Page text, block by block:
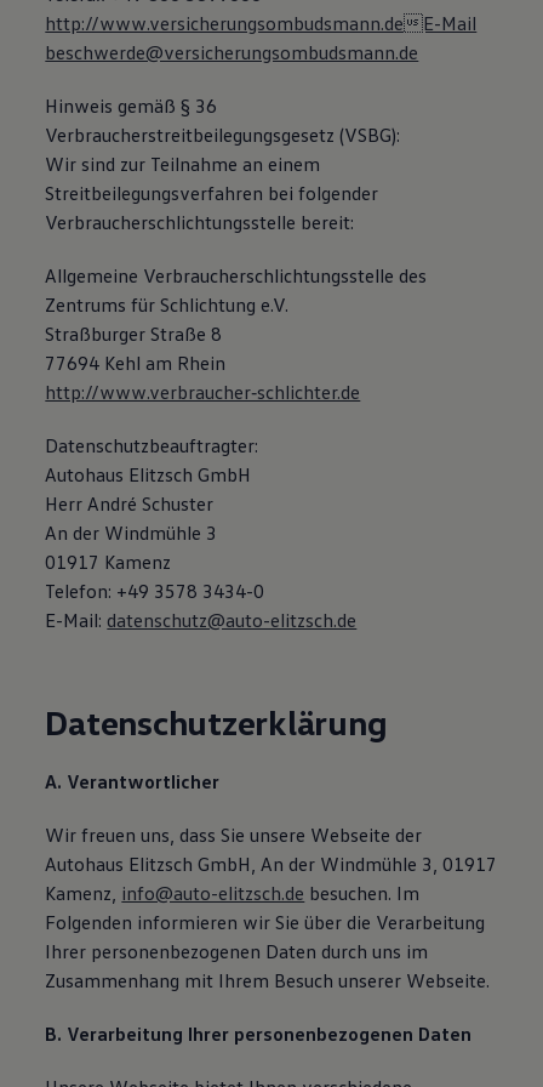
Bulli Magazin
Fahrzeugabholung ab Werk
http://www.versicherungsombudsmann.deE-Mail
beschwerde@versicherungsombudsmann.de
Hinweis gemäß § 36
Verbraucherstreitbeilegungsgesetz (VSBG):
Wir sind zur Teilnahme an einem
Streitbeilegungsverfahren bei folgender
Verbraucherschlichtungsstelle bereit:
Allgemeine Verbraucherschlichtungsstelle des
Zentrums für Schlichtung e.V.
Straßburger Straße 8
77694 Kehl am Rhein
http://www.verbraucher‐schlichter.de
Datenschutzbeauftragter:
Autohaus Elitzsch GmbH
Herr André Schuster
An der Windmühle 3
01917 Kamenz
Telefon: +49 3578 3434-0
E-Mail: datenschutz@auto-elitzsch.de
Datenschutzerklärung
A. Verantwortlicher
Wir freuen uns, dass Sie unsere Webseite der
Autohaus Elitzsch GmbH, An der Windmühle 3, 01917
Kamenz, info@auto-elitzsch.de besuchen. Im
Folgenden informieren wir Sie über die Verarbeitung
Ihrer personenbezogenen Daten durch uns im
Zusammenhang mit Ihrem Besuch unserer Webseite.
B. Verarbeitung Ihrer personenbezogenen Daten